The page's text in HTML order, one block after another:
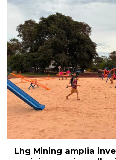
Lhg Mining amplia